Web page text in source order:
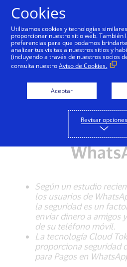
NOTA DE
Solución de
mayor
persona a
Según un estudio
los usuarios de
la seguridad es un
enviar dinero a amigos
de su teléfono móvil.
La tecnología Cloud
proporciona seguridad
para Pagos en
Cookies
Utilizamos cookies y tecnologías
proporcionar nuestro sitio web. También
preferencias para que podamos
analizar tus visitas a nuestros sitios y
(incluyendo a través de nuestros socios
consulta nuestroAviso de Cookies.
Aceptar
Revisar opciones